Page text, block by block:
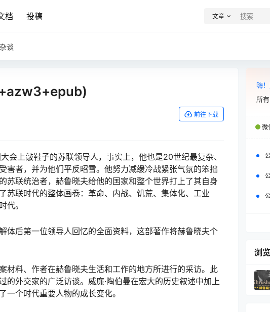
档 投稿 文章
杂谈
前往下载
会上敲鞋子的苏联领导人，事实上，他也是20世纪最复杂、
害者，并为他们平反昭雪。他努力减缓冷战紧张气氛的笨拙
苏联统治者，赫鲁晓夫给他的国家和整个世界打上了其自身
苏联时代的整体画卷：革命、内战、饥荒、集体化、工业
代。
体后第一位领导人回忆的全面资料，这部著作将赫鲁晓夫个
材料、作者在赫鲁晓夫生活和工作的地方所进行的采访。此
外交家的广泛访谈。威廉·陶伯曼在宏大的历史叙述中加上
个时代重要人物的成长变化。
嗨
所
微
浏